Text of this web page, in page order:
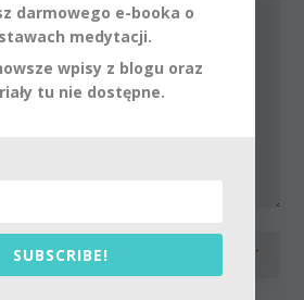
darmowego e-booka o
medytacji.
wpisy z blogu oraz
tu nie dostępne.
SUBSCRIBE!